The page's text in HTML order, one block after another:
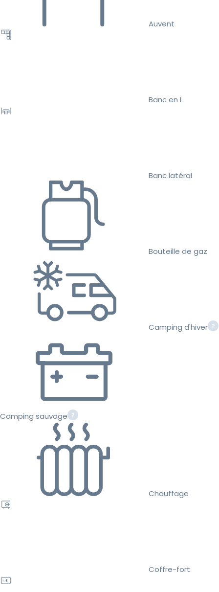
Auvent
Banc en L
Banc latéral
Bouteille de gaz
Camping d'hiver
Camping sauvage
Chauffage
Coffre-fort